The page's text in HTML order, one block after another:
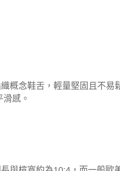
概念鞋舌，輕量堅固且不易
感。